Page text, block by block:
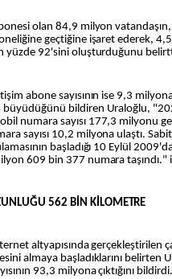
olan 84,9 milyon
geçtiğine işaret ederek,
yüzde 92'sini oluşturduğunu
abone sayısının ise 9,3
büyüdüğünü bildiren Uraloğlu,
numara sayısı 177,3 milyonu
sayısı 10,2 milyona ulaştı.
başladığı 10 Eylül
609 bin 377 numara taşındı."
562 BİN KİLOMETRE
altyapısında gerçekleştirilen
almaya başladıklarını belirten
93,3 milyona çıktığını bildirdi.